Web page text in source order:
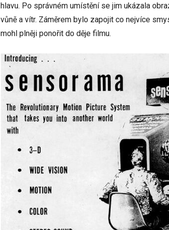
hlavu. Po správném umístění se jim ukázala
vůně a vítr. Záměrem bylo zapojit co nejvíce
mohl plněji ponořit do děje filmu.